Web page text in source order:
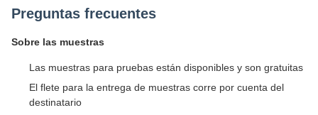
Preguntas frecuentes
Sobre las muestras
Las muestras para pruebas están disponibles y son gratuitas
El flete para la entrega de muestras corre por cuenta del
destinatario